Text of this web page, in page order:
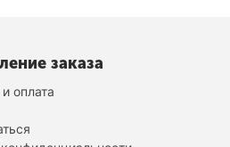
заказа
оплата